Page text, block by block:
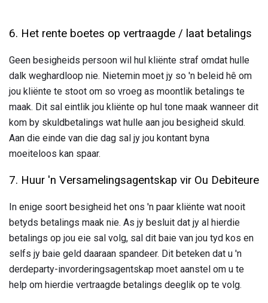
6. Het rente boetes op vertraagde / laat betalings
Geen besigheids persoon wil hul kliënte straf omdat hulle
dalk weghardloop nie. Nietemin moet jy so 'n beleid hê om
jou kliënte te stoot om so vroeg as moontlik betalings te
maak. Dit sal eintlik jou kliënte op hul tone maak wanneer dit
kom by skuldbetalings wat hulle aan jou besigheid skuld.
Aan die einde van die dag sal jy jou kontant byna
moeiteloos kan spaar.
7. Huur 'n Versamelingsagentskap vir Ou Debiteure
In enige soort besigheid het ons 'n paar kliënte wat nooit
betyds betalings maak nie. As jy besluit dat jy al hierdie
betalings op jou eie sal volg, sal dit baie van jou tyd kos en
selfs jy baie geld daaraan spandeer. Dit beteken dat u 'n
derdeparty-invorderingsagentskap moet aanstel om u te
help om hierdie vertraagde betalings deeglik op te volg.